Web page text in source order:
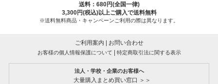
送料：680円(全国一律)
3,300円(税込)以上ご購入で送料無料
※送料無料商品・キャンペーンご利用の際は異なります。
ご利用案内 | お問い合わせ
お客様の個人情報保護について | 特定商取引法に関する表示
法人・学校・企業のお客様へ
大量購入まとめ買い窓口 ＞＞